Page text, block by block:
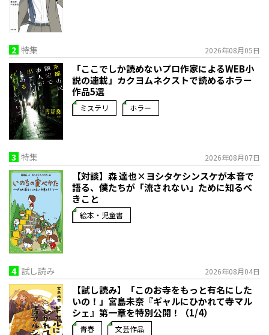
2 特集 2026年08月05日
「ここでしか読めないプロ作家によるWEB小
説の連載」――カクヨムネクストで読めるホラー
作品5選
ミステリ ホラー
3 特集 2026年08月07日
【対談】森 達也×ヨシタケシンスケが本音で
語る、僕たちが「流されない」ために知るべ
きこと
絵本・児童書
4 試し読み 2026年08月04日
【試し読み】「このお寺をもっと有名にした
いの！」宮島未奈『ギャルにひかれて寺マル
シェ』第一章を特別公開！（1/4）
青春 文芸作品